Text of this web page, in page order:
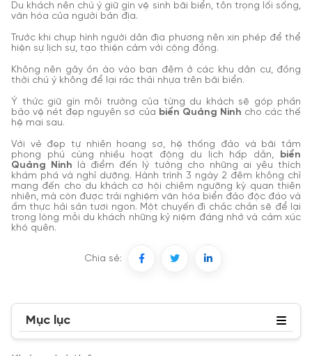
Du khách nên chú ý giữ gìn vệ sinh bãi biển, tôn trọng lối sống,
văn hóa của người bản địa.
Trước khi chụp hình người dân địa phương nên xin phép để thể
hiện sự lịch sự, tạo thiện cảm với cộng đồng.
Không nên gây ồn ào vào ban đêm ở các khu dân cư, đồng
thời chú ý không để lại rác thải nhựa trên bãi biển.
Ý thức giữ gìn môi trường của từng du khách sẽ góp phần
bảo vệ nét đẹp nguyên sơ của biển Quảng Ninh cho các thế
hệ mai sau.
Với vẻ đẹp tự nhiên hoang sơ, hệ thống đảo và bãi tắm
phong phú cùng nhiều hoạt động du lịch hấp dẫn, biển
Quảng Ninh là điểm đến lý tưởng cho những ai yêu thích
khám phá và nghỉ dưỡng. Hành trình 3 ngày 2 đêm không chỉ
mang đến cho du khách cơ hội chiêm ngưỡng kỳ quan thiên
nhiên, mà còn được trải nghiệm văn hóa biển đảo độc đáo và
ẩm thực hải sản tươi ngon. Một chuyến đi chắc chắn sẽ để lại
trong lòng mỗi du khách những kỷ niệm đáng nhớ và cảm xúc
khó quên.
Chia sẻ:
Mục lục